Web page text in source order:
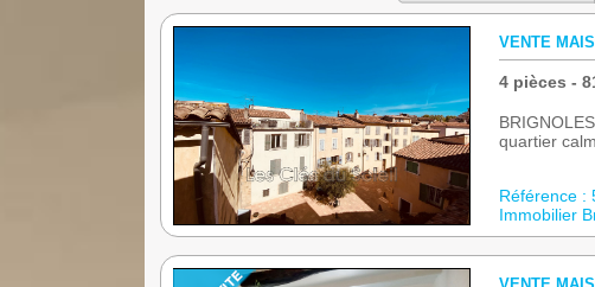
VENTE
4 pièces -
quartier
Référence :
Immobilier